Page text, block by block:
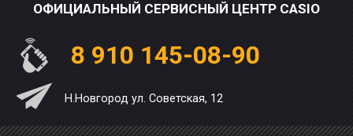
ОФИЦИАЛЬНЫЙ СЕРВИСНЫЙ ЦЕНТР CASIO
8 910 145-08-90
Н.Новгород ул. Советская, 12